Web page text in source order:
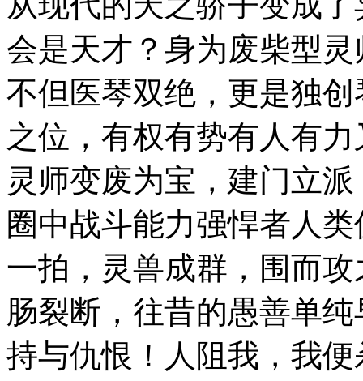
会是天才？身为废柴型
不但医琴双绝，更是独
之位，有权有势有人有
灵师变废为宝，建门立
圈中战斗能力强悍者人
一拍，灵兽成群，围而
肠裂断，往昔的愚善单
持与仇恨！人阻我，我